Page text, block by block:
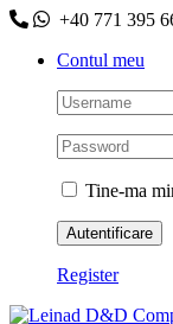
Skip
content
+40 771 395
Contul meu
Tine-ma
Register